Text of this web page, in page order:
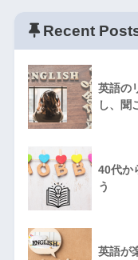
Recent
英語の
し、聞
40代か
う
英語が